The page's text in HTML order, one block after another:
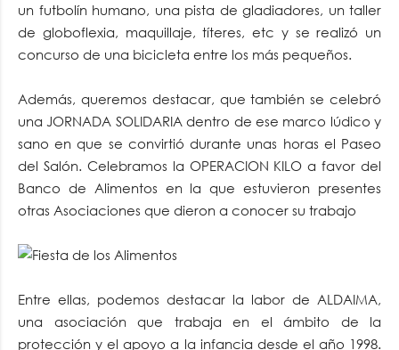
un futbolín humano, una pista de gladiadores, un taller
de globoflexia, maquillaje, títeres, etc y se realizó un
concurso de una bicicleta entre los más pequeños.
Además, queremos destacar, que también se celebró
una JORNADA SOLIDARIA dentro de ese marco lúdico y
sano en que se convirtió durante unas horas el Paseo
del Salón. Celebramos la OPERACION KILO a favor del
Banco de Alimentos en la que estuvieron presentes
otras Asociaciones que dieron a conocer su trabajo
Entre ellas, podemos destacar la labor de ALDAIMA,
una asociación que trabaja en el ámbito de la
protección y el apoyo a la infancia desde el año 1998.